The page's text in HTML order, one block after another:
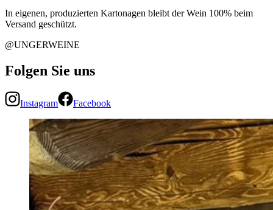
In eigenen, produzierten Kartonagen bleibt der Wein 100% beim
Versand geschützt.
@UNGERWEINE
Folgen Sie uns
Instagram Facebook